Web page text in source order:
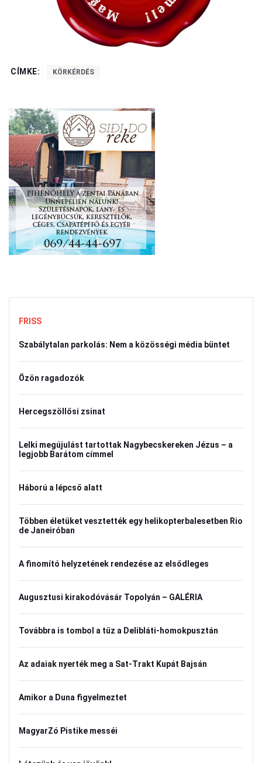
CÍMKE: KÖRKÉRDÉS
FRISS
Szabálytalan parkolás: Nem a közösségi média büntet
Özön ragadozók
Hercegszöllősi zsinat
Lelki megújulást tartottak Nagybecskereken Jézus – a
legjobb Barátom címmel
Háború a lépcső alatt
Többen életüket vesztették egy helikopterbalesetben Rio
de Janeiróban
A finomító helyzetének rendezése az elsődleges
Augusztusi kirakodóvásár Topolyán – GALÉRIA
Továbbra is tombol a tűz a Delibláti-homokpusztán
Az adaiak nyerték meg a Sat-Trakt Kupát Bajsán
Amikor a Duna figyelmeztet
MagyarZó Pistike messéi